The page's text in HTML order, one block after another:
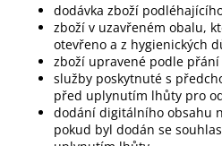
dodávka zboží
zboží v uzavřeném obalu,
otevřeno a z hygienických
zboží upravené podle
služby poskytnuté s
před uplynutím lhůty pro
dodání digitálního obsahu
pokud byl dodán se